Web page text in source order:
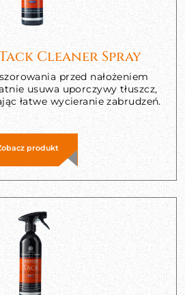
Cleaner Spray
przed nałożeniem
usuwa uporczywy tłuszcz,
łatwe wycieranie zabrudzeń.
produkt